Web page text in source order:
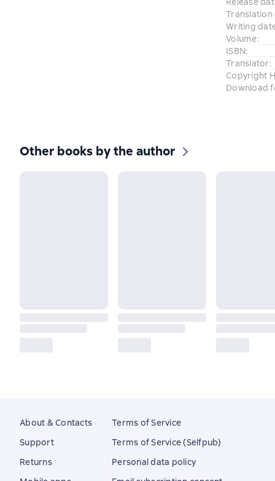
Translation
Writing
Volume:
ISBN:
Translator:
Copyright
Download
Other books by the author
About & Contacts
Support
Returns
Terms of Service
Terms of Service (Selfpub)
Personal data policy